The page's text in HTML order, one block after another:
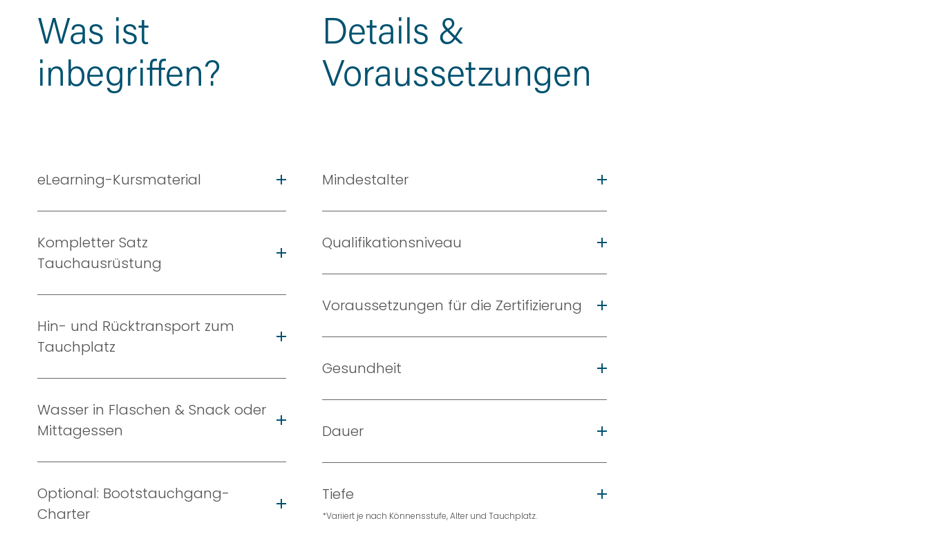
Was ist
inbegriffen?
eLearning-Kursmaterial
Kompletter Satz
Tauchausrüstung
Hin- und Rücktransport zum
Tauchplatz
Wasser in Flaschen & Snack oder
Mittagessen
Optional: Bootstauchgang-
Charter
Details &
Voraussetzungen
Mindestalter
Qualifikationsniveau
Voraussetzungen für die Zertifizierung
Gesundheit
Dauer
Tiefe
*Variiert je nach Könnensstufe, Alter und Tauchplatz.